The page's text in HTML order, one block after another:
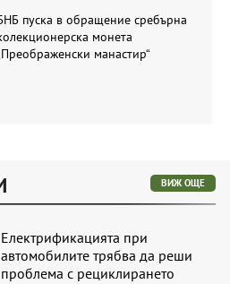
пуска в обращение сребърна
монета
манастир“
ВИЖ ОЩЕ
Електрификацията при
автомобилите трябва да реши
проблема с рециклирането